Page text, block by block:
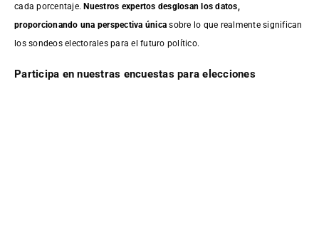
cada porcentaje.Nuestros expertos desglosan los datos,
proporcionando una perspectiva única sobre lo que realmente significan
los sondeos electorales para el futuro político.
Participa en nuestras encuestas para elecciones